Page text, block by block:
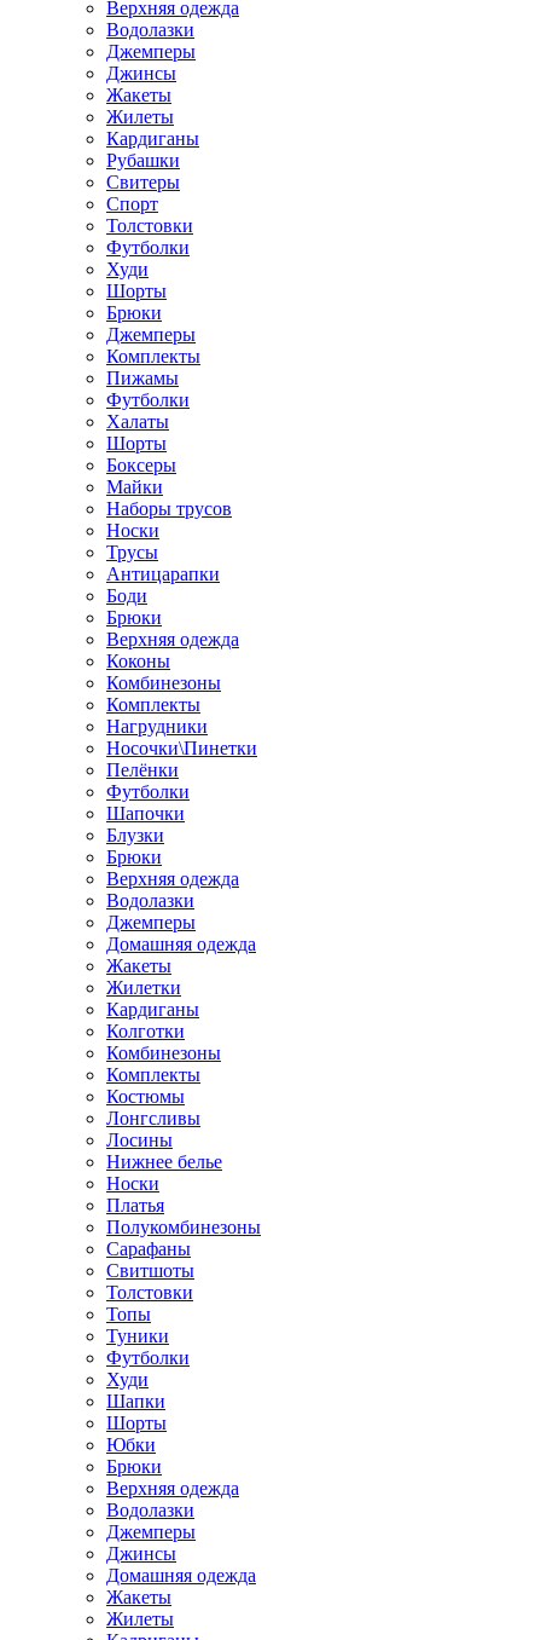
Верхняя одежда
Водолазки
Джемперы
Джинсы
Жакеты
Жилеты
Кардиганы
Рубашки
Свитеры
Спорт
Толстовки
Футболки
Худи
Шорты
Брюки
Джемперы
Комплекты
Пижамы
Футболки
Халаты
Шорты
Боксеры
Майки
Наборы трусов
Носки
Трусы
Антицарапки
Боди
Брюки
Верхняя одежда
Коконы
Комбинезоны
Комплекты
Нагрудники
Носочки\Пинетки
Пелёнки
Футболки
Шапочки
Блузки
Брюки
Верхняя одежда
Водолазки
Джемперы
Домашняя одежда
Жакеты
Жилетки
Кардиганы
Колготки
Комбинезоны
Комплекты
Костюмы
Лонгсливы
Лосины
Нижнее белье
Носки
Платья
Полукомбинезоны
Сарафаны
Свитшоты
Толстовки
Топы
Туники
Футболки
Худи
Шапки
Шорты
Юбки
Брюки
Верхняя одежда
Водолазки
Джемперы
Джинсы
Домашняя одежда
Жакеты
Жилеты